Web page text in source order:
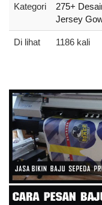
Kategori
275+
Jersey
Di lihat 1186 kali